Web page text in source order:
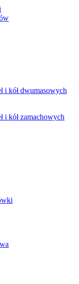
i kół dwumasowych
i kół zamachowych